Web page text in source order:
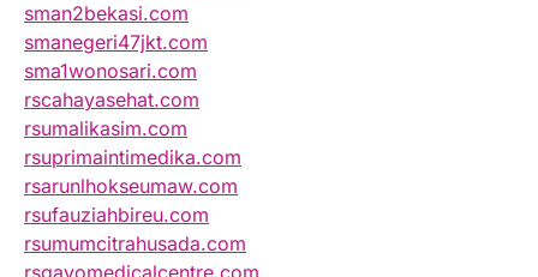
sman2bekasi.com
smanegeri47jkt.com
sma1wonosari.com
rscahayasehat.com
rsumalikasim.com
rsuprimaintimedika.com
rsarunlhokseumaw.com
rsufauziahbireu.com
rsumumcitrahusada.com